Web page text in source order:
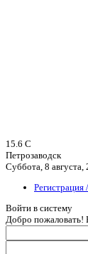
15.6 C
Петрозаводск
Суббота, 8 августа,
Регистрация
Войти в систему
Добро пожаловать!